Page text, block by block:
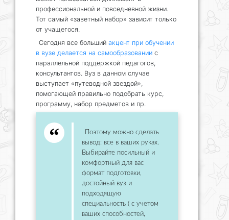
профессиональной и повседневной жизни.
Тот самый «заветный набор» зависит только
от учащегося.
Сегодня все больший акцент при обучении
в вузе делается на самообразовании с
параллельной поддержкой педагогов,
консультантов. Вуз в данном случае
выступает «путеводной звездой»,
помогающей правильно подобрать курс,
программу, набор предметов и пр.
Поэтому можно сделать
вывод: все в ваших руках.
Выбирайте посильный и
комфортный для вас
формат подготовки,
достойный вуз и
подходящую
специальность ( с учетом
ваших способностей,